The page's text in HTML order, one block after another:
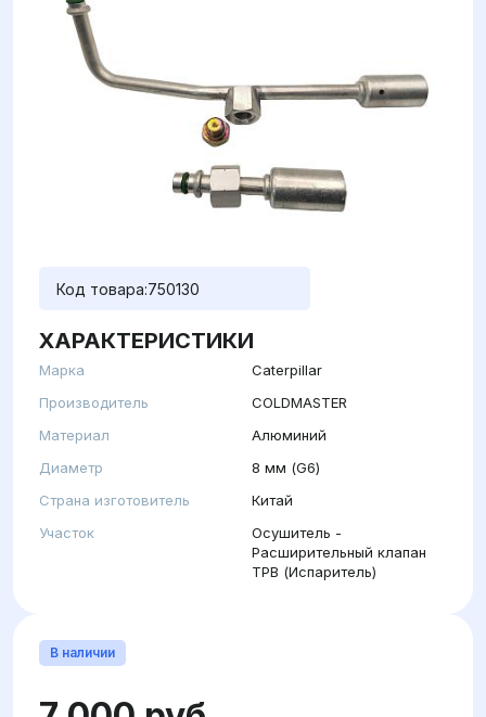
Код товара:750130
ХАРАКТЕРИСТИКИ
Марка
Caterpillar
Производитель
COLDMASTER
Материал
Алюминий
Диаметр
8 мм (G6)
Страна изготовитель
Китай
Участок
Осушитель -
Расширительный клапан
ТРВ (Испаритель)
В наличии